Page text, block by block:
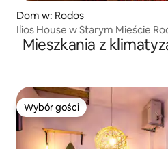
Dom w: Rodos
Ilios House w Starym Mieście
Mieszkania z
Wybór gości
Wybór gości